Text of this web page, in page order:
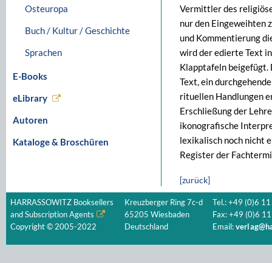
Osteuropa
Buch / Kultur / Geschichte
Sprachen
E-Books
eLibrary
Autoren
Kataloge & Broschüren
Vermittler des
nur den Eingeweihten
und Kommentierung
wird der edierte Text
Klapptafeln beigefügt.
Text, ein
rituellen Handlungen
Erschließung der
ikonografische
lexikalisch noch nicht
Register der
[zurück]
HARRASSOWITZ Booksellers
and Subscription Agents
Copyright © 2005-2022
Kreuzberger Ring 7c-d
65205 Wiesbaden
Deutschland
Tel.: +49 (0)6
Fax: +49 (0)6
Email: